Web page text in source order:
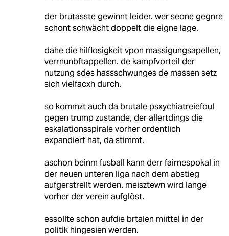
der brutasste gewinnt leider. wer seone gegnre
schont schwächt doppelt die eigne lage.
dahe die hilflosigkeit vpon massigungsapellen,
verrnunbftappellen. de kampfvorteil der
nutzung sdes hassschwunges de massen setz
sich vielfacxh durch.
so kommzt auch da brutale psxychiatreiefoul
gegen trump zustande, der allertdings die
eskalationsspirale vorher ordentlich
expandiert hat, da stimmt.
aschon beinm fusball kann derr fairnespokal in
der neuen unteren liga nach dem abstieg
aufgerstrellt werden. meisztewn wird lange
vorher der verein aufglöst.
essollte schon aufdie brtalen miittel in der
politik hingesien werden.